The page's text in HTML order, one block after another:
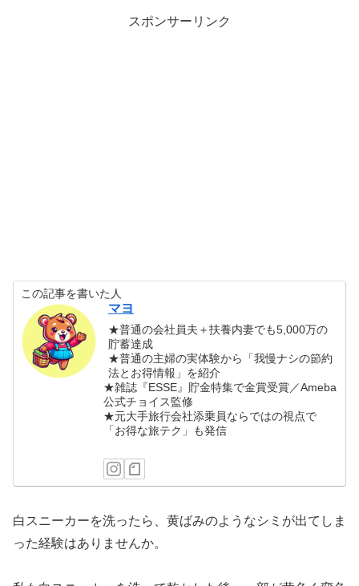
スポンサーリンク
この記事を書いた人
マヨ
★普通の会社員夫＋扶養内妻でも5,000万の
貯蓄達成
★普通の主婦の実体験から「我慢ナシの節約
法とお得情報」を紹介
★雑誌『ESSE』貯金特集で金賞受賞／Ameba
公式チョイス監修
★元大手旅行会社添乗員ならではの視点で
「お得な旅テク」も発信
白スニーカーを洗ったら、黄ばみのようなシミが出てしま
った経験はありませんか。